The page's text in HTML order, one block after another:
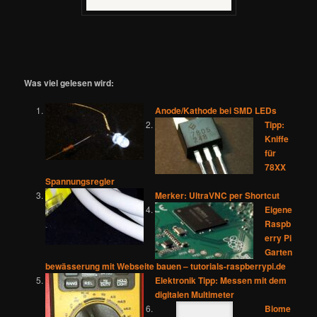
Was viel gelesen wird:
Anode/Kathode bei SMD LEDs
Tipp:
Kniffe
für
78XX
Spannungsregler
Merker: UltraVNC per Shortcut
Eigene
Raspb
erry Pi
Garten
bewässerung mit Webseite bauen – tutorials-raspberrypi.de
Elektronik Tipp: Messen mit dem
digitalen Multimeter
Biome